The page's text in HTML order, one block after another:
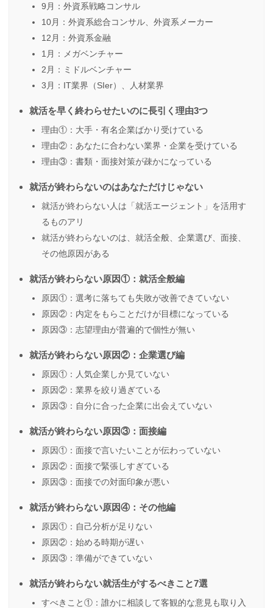
9月：外資系戦略コンサル
10月：外資系総合コンサル、外資系メーカー
12月：外資系金融
1月：メガベンチャー
2月：ミドルベンチャー
3月：IT業界（SIer）、人材業界
就活を早く終わらせたいのに長引く理由3つ
理由①：大手・有名企業ばかり受けている
理由②：あなたに合わない業界・企業を受けている
理由③：書類・面接対策が疎かになっている
就活が終わらないのはあなただけじゃない
就活が終わらない人は「就活エージェント」を活用す
るものアリ
就活が終わらないのは、就活全般、企業選び、面接、
その他原因がある
就活が終わらない原因①：就活全般編
原因①：選考に落ちても失敗が改善できていない
原因②：内定をもらことだけが目標になっている
原因③：志望理由が普遍的で個性が無い
就活が終わらない原因②：企業選び編
原因①：人気企業しか見ていない
原因②：業界を絞り過ぎている
原因③：自分に合った企業に出会えていない
就活が終わらない原因③：面接編
原因①：面接で言いたいことが伝わっていない
原因②：面接で緊張しすぎている
原因③：面接での対面印象が悪い
就活が終わらない原因④：その他編
原因①：自己分析が足りない
原因②：始める時期が遅い
原因③：準備ができていない
就活が終わらない就活生がするべきこと7選
すべきこと①：誰かに相談して客観的な意見も取り入